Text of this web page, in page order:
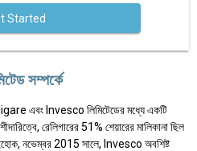
Started
সম্পর্কে
এবং Invesco লিমিটেডের মধ্যে একটি
রেলিগারের 51% শেয়ারের মালিকানা ছিল
নভেম্বর 2015 সালে, Invesco অবশিষ্ট